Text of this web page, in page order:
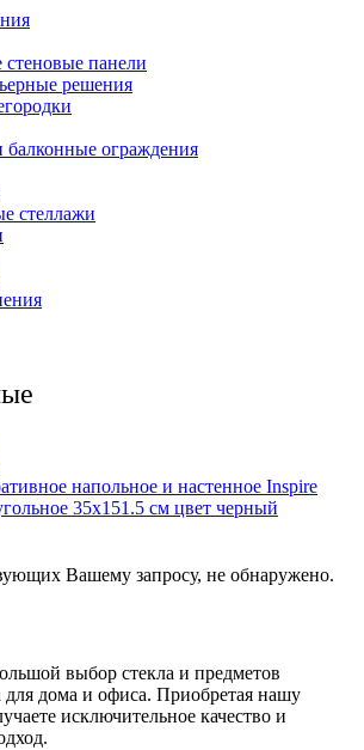
стеновые панели
решения
ограждения
стеллажи
напольное и настенное Inspire
35x151.5 см цвет черный
Вашему запросу, не обнаружено.
выбор стекла и предметов
для дома и офиса. Приобретая нашу
исключительное качество и